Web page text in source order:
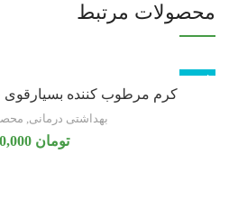
محصولات مرتبط
ناموجود
کرم مرطوب کننده بسیارقوی حاوی
بهداشتی درمانی,
تومان